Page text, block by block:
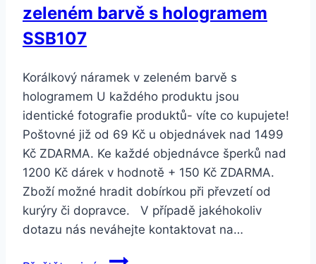
SWB14
zeleném barvě s hologramem
SSB107
Korálkový náramek v zeleném barvě s
hologramem U každého produktu jsou
identické fotografie produktů- víte co kupujete!
Poštovné již od 69 Kč u objednávek nad 1499
Kč ZDARMA. Ke každé objednávce šperků nad
1200 Kč dárek v hodnotě + 150 Kč ZDARMA.
Zboží možné hradit dobírkou při převzetí od
kurýry či dopravce. V případě jakéhokoliv
dotazu nás neváhejte kontaktovat na…
Smartuj